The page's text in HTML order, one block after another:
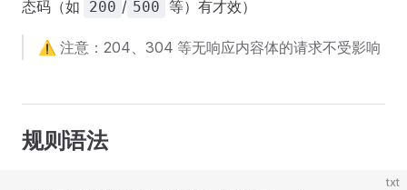
态码（如
200 / 500 等）有才效）
⚠️ 注意：204、304 等无响应内容体的请求不受影响
规则语法
txt